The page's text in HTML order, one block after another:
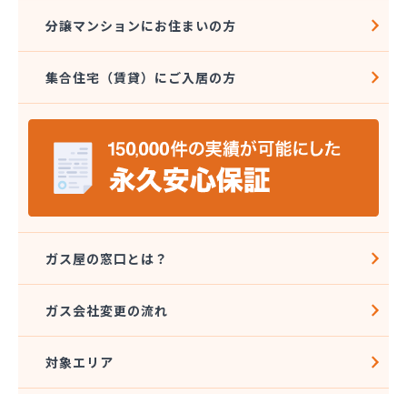
株式会社ミツウロコ 宇都宮オート営業所
株式会社ミツウロコ 宇都宮西部店
株式会社ミツウロコ 栃木支店
株式会社ミツウロコ 那須店
株式会社ミヤプロ
株式会社ミヤレン
株式会社ヤチネン
株式会社ヤマガス
株式会社稲葉商店
株式会社宇都宮プロパン容器検査工場
株式会社菊泉
株式会社県民ガス保安センター
株式会社高圧容器検査所
株式会社篠田商店
分譲マンションにお住まいの方
集合住宅（賃貸）にご入居の方
ガス屋の窓口とは？
ガス会社変更の流れ
対象エリア